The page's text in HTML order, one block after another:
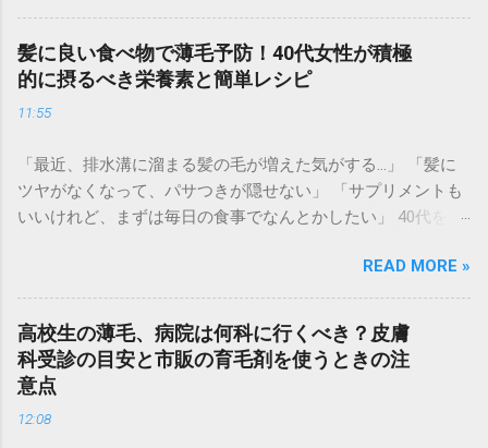
ているかも」と不安になったりするのは、非常に辛いもので
す。育毛には時間がかかりますが、冠婚葬祭は待ってくれま
せん。 実は、現代の「大人の身だしなみ」として、 即日で薄
毛をカバーして若々しい印象を取り戻すテクニック が定着し
つつあります。マナーとしての清潔感を整え、自信を持って
す。 なぜ冠婚葬祭では「薄毛カバー」が重要なのか？ 冠婚葬
祭は、久々に会う親戚や知人が一堂に会する場です。そこで
の第一印象は、その後のイメージに大きく影響を与えます。
肌の白さが強調されます。そのため、地肌の透けが普段より
も目立ってしまう傾向があります。 写真や動画に残る : 結婚
式などの慶事では、一生残る写真に記録されます。後で見返
したときに後悔しない準備が必要です。 清潔感とエチケット :
髪を整えることは、相手への敬意でもあります。ボリューム
髪に良い食べ物で薄毛予防！40代女性が積極
的に摂るべき栄養素と簡単レシピ
11:55
「最近、排水溝に溜まる髪の毛が増えた気がする…」 「髪に
ツヤがなくなって、パサつきが隠せない」 「サプリメントも
いいけれど、まずは毎日の食事でなんとかしたい」 40代を迎
す。実は、髪は「血余（けつよ）」とも呼ばれ、体内の栄養
が十分に行き渡った後、最後に余った栄養で作られる場所。
つまり、**髪の悩みは「体からの栄養不足のサイン」**かも
しれません。 高級なシャンプーや育毛剤を使う前に、まずは
体の中から「髪の材料」を届けてあげることが、根本的な薄
毛予防への近道です。 この記事では、40代女性が美髪を取り
戻すために欠かせない栄養素と、忙しい毎日でもパッと作れ
READ MORE »
高校生の薄毛、病院は何科に行くべき？皮膚
科受診の目安と市販の育毛剤を使うときの注
意点
12:08